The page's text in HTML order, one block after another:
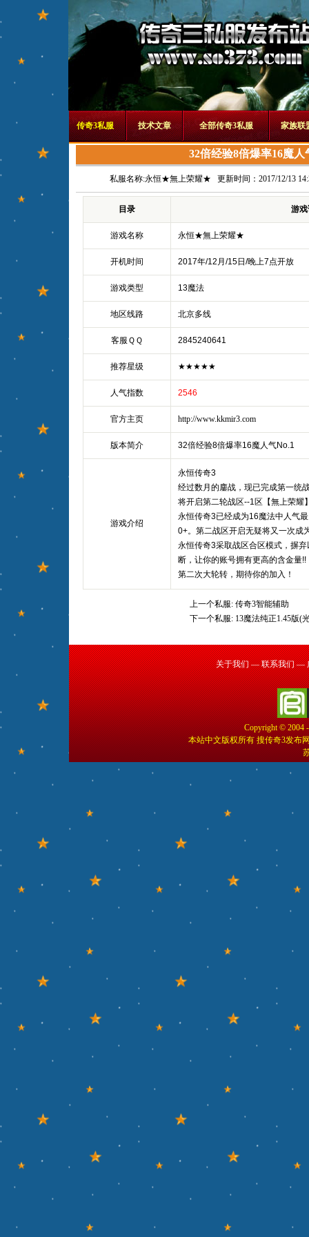
传奇3私服 技术文章 全部传奇3私服 家族联
32倍经验8倍爆率16魔人
私服名称:永恒★無上荣耀★ 更新时间：2017/12/13
目录 游
游戏名称 永恒★無上荣耀★
开机时间 2017年/12月/15日/晚上7点开放
游戏类型 13魔法
地区线路 北京多线
客服ＱＱ 2845240641
推荐星级 ★★★★★
人气指数 2546
官方主页 http://www.kkmir3.com
版本简介 32倍经验8倍爆率16魔人气No.1
游戏介绍
永恒传奇3
经过数月的鏖战，现已完成第一统
将开启第二轮战区--1区【無上荣耀
永恒传奇3已经成为16魔法中人气
0+。第二战区开启无疑将又一次成
永恒传奇3采取战区合区模式，摒
断，让你的账号拥有更高的含金量!!
第二次大轮转，期待你的加入！
上一个私服: 传奇3智能辅助
下一个私服: 13魔法纯正1.45版(
关于我们 — 联系我们 —
Copyright © 2004
本站中文版权所有 搜传奇3发布